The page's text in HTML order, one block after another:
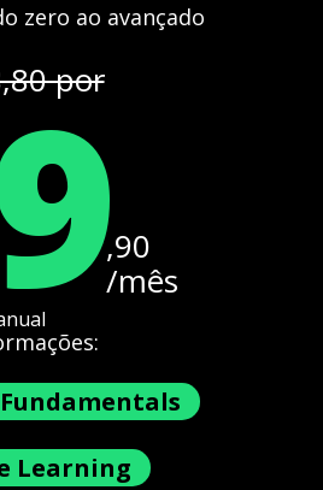
zero ao avançado
por
,90
/mês
Learning